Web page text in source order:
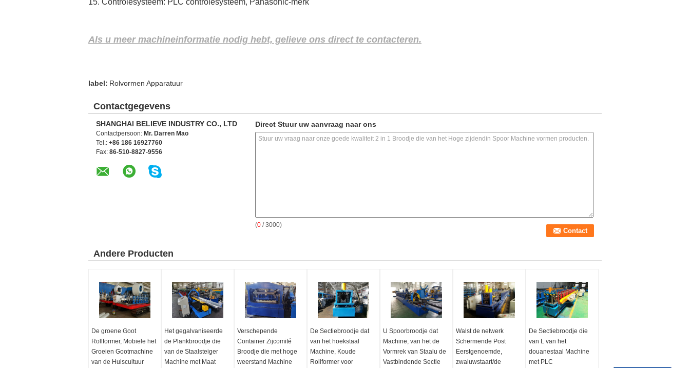
15. Controlesysteem: PLC controlesysteem, Panasonic-merk
Als u meer machineinformatie nodig hebt, gelieve ons direct te contacteren.
label: Rolvormen Apparatuur
Contactgegevens
SHANGHAI BELIEVE INDUSTRY CO., LTD
Contactpersoon: Mr. Darren Mao
Tel.: +86 186 16927760
Fax: 86-510-8827-9556
Direct Stuur uw aanvraag naar ons
(0 / 3000)
Andere Producten
De groene Goot
Rollformer, Mobiele het
Groeien Gootmachine
van de Huiscultuur
Het gegalvaniseerde
de Plankbroodje die
van de Staalsteiger
Machine met Maat
Verschepende
Container Zijcomité
Broodje die met hoge
weerstand Machine
De Sectiebroodje dat
van het hoekstaal
Machine, Koude
Rollformer voor
U Spoorbroodje dat
Machine, van het de
Vormrek van Staalu de
Vastbindende Sectie
Walst de netwerk
Schermende Post
Eerstgenoemde,
zwaluwstaart/de
De Sectiebroodje die
van L van het
douanestaal Machine
met PLC